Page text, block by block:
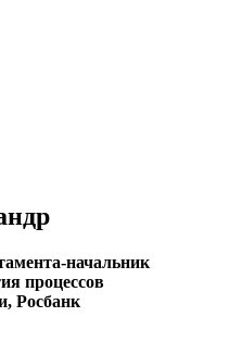
начальник
процессов
Росбанк